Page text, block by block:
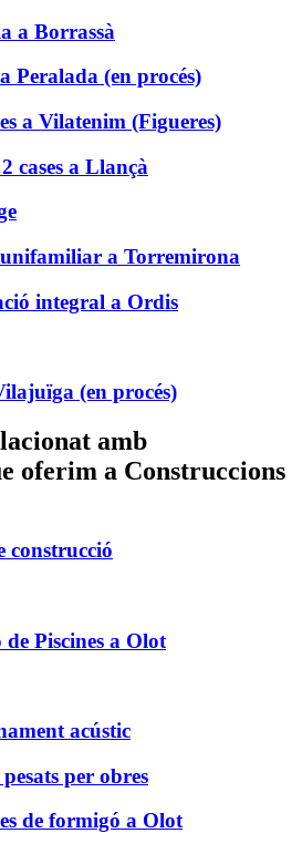
a Borrassà
Peralada (en procés)
a Vilatenim (Figueres)
cases a Llançà
unifamiliar a Torremirona
integral a Ordis
(en procés)
amb
oferim a Construccions
construcció
Piscines a Olot
acústic
per obres
de formigó a Olot